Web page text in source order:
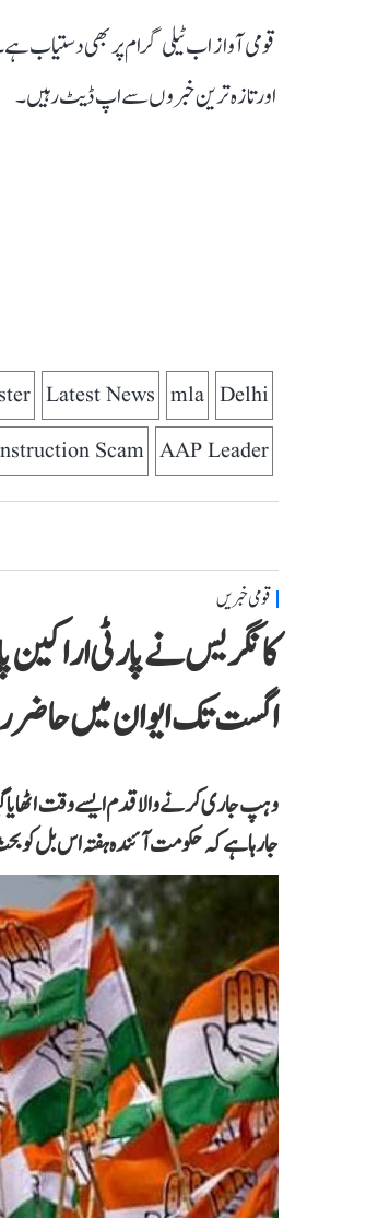
قومی آواز اب ٹیلی گرام پر بھی دستیاب
اور تازہ ترین خبروں سے اپ ڈیٹ رہیں۔
Delhi
mla
Latest News
AAP Leader
Scam
قومی خبریں
اگست تک ایوان میں حاضر
وہپ جاری کرنے والا قدم ایسے وقت اٹھایا
جا رہا ہے کہ حکومت آئندہ ہفتہ اس بل کو